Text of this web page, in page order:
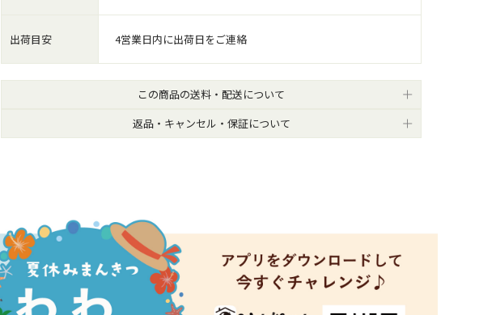
出荷目安 4営業日内に出荷日をご連絡
この商品の送料・配送について
返品・キャンセル・保証について